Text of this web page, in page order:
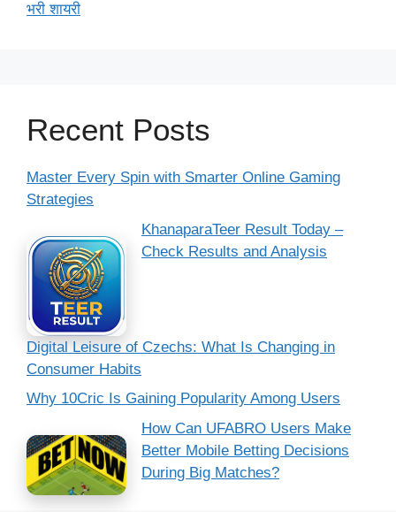
भरी शायरी
Recent Posts
Master Every Spin with Smarter Online Gaming
Strategies
KhanaparaTeer Result Today –
Check Results and Analysis
Digital Leisure of Czechs: What Is Changing in
Consumer Habits
Why 10Cric Is Gaining Popularity Among Users
How Can UFABRO Users Make
Better Mobile Betting Decisions
During Big Matches?